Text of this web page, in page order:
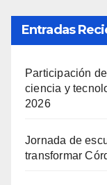
Entradas
Participación
ciencia y
2026
Jornada de
transformar